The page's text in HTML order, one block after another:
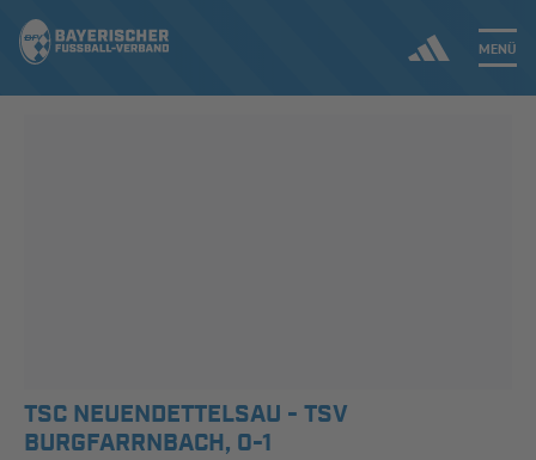
MENÜ
AUSBILDUNG & FÖRDERUNG
TSC NEUENDETTELSAU - TSV
BURGFARRNBACH, 0-1